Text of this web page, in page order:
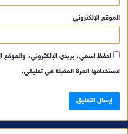
الموقع الإلكتروني
احفظ اسمي، بريدي الإلكتروني، والموقع
لاستخدامها المرة المقبلة في تعليقي.